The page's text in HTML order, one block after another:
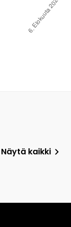
Näytä kaikki